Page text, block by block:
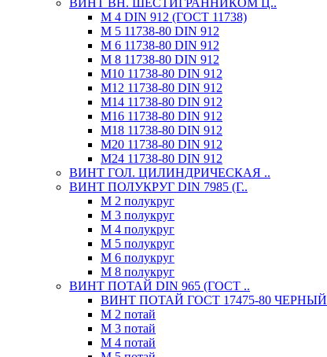
ВИНТ ВН. ШЕСТИГРАННИКОМ Ц..
М 4 DIN 912 (ГОСТ 11738)
М 5 11738-80 DIN 912
М 6 11738-80 DIN 912
М 8 11738-80 DIN 912
М10 11738-80 DIN 912
М12 11738-80 DIN 912
М14 11738-80 DIN 912
М16 11738-80 DIN 912
М18 11738-80 DIN 912
М20 11738-80 DIN 912
М24 11738-80 DIN 912
ВИНТ ГОЛ. ЦИЛИНДРИЧЕСКАЯ ..
ВИНТ ПОЛУКРУГ DIN 7985 (Г..
М 2 полукруг
М 3 полукруг
М 4 полукруг
М 5 полукруг
М 6 полукруг
М 8 полукруг
ВИНТ ПОТАЙ DIN 965 (ГОСТ ..
ВИНТ ПОТАЙ ГОСТ 17475-80 ЧЕРНЫЙ
М 2 потай
М 3 потай
М 4 потай